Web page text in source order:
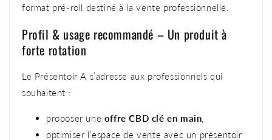
format pré-roll destiné à la vente professionnelle.
Profil & usage recommandé – Un produit à
forte rotation
Le Présentoir A s’adresse aux professionnels qui
souhaitent :
proposer une offre CBD clé en main
optimiser l’espace de vente avec un présentoir